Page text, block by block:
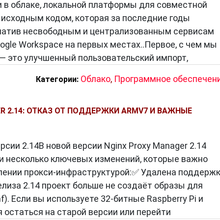
в облаке, локальной платформы для совместной
кодом, которая за последние годы
несвободным и централизованным сервисам
Workspace на первых местах..Первое, с чем мы
это улучшенный пользовательский импорт,
Категории: Облако, Программное
2.14: ОТКАЗ ОТ ПОДДЕРЖКИ ARMV7 И ВАЖНЫЕ
2.14В новой версии Nginx Proxy Manager 2.14
несколько ключевых изменений, которые важно
прокси‑инфраструктурой:✅ Удалена
2.14 проект больше не создаёт образы для
Если вы используете 32‑битные Raspberry Pi и
на старой версии или перейти